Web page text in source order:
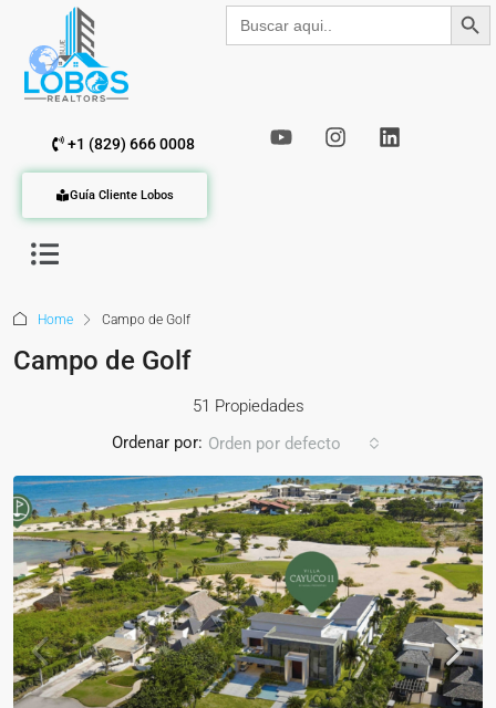
Buscar: Botón de
+1 (829) 666 0008
Guía Cliente Lobos
Home Campo de Golf
Campo de Golf
51 Propiedades
Ordenar por: Orden por defecto